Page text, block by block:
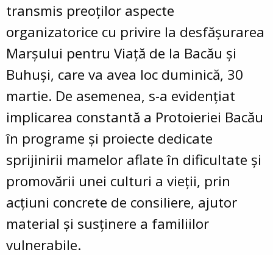
transmis preoților aspecte
organizatorice cu privire la desfășurarea
Marșului pentru Viață de la Bacău și
Buhuși, care va avea loc duminică, 30
martie. De asemenea, s-a evidențiat
implicarea constantă a Protoieriei Bacău
în programe și proiecte dedicate
sprijinirii mamelor aflate în dificultate și
promovării unei culturi a vieții, prin
acțiuni concrete de consiliere, ajutor
material și susținere a familiilor
vulnerabile.